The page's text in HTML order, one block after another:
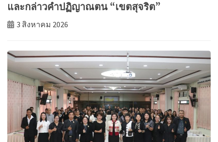
และกล่าวคำปฏิญาณตน “เขตสุจริต”
3 สิงหาคม 2026